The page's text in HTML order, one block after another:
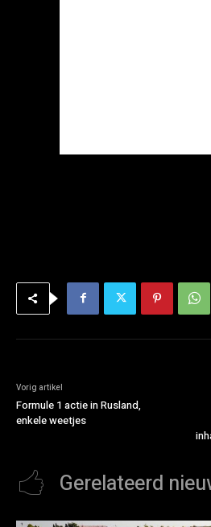
Vorig artikel
Formule 1 actie in Rusland,
enkele weetjes
Gerelateerd